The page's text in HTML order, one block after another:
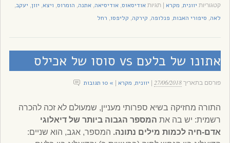
קטגוריות יוונית, מקרא |תגיותאודיסאוס,אודיסיאה,אתנה, הומרוס, ויצא, יוון, יעקב,
לאה, סיפורי האבות, פנלופה, קירקה, קליפסו, רחל
אתונו של בלעם vs סוסו של אכילס
פורסם בתאריך27/06/2018 יוונית, מקרא » 10 תגובות
התורה מחזיקה בשיא ספרותי מעניין, שמעולם לא זכה להכרה
רשמית: יש בה את המספר הגבוה ביותר של דיאלוגי
אדם-חיה לכמות מילים נתונה. המספר, אגב, הוא שניים: